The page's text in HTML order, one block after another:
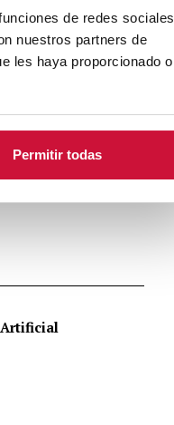
de redes sociales
nuestros partners de
les haya proporcionado o
Permitir todas